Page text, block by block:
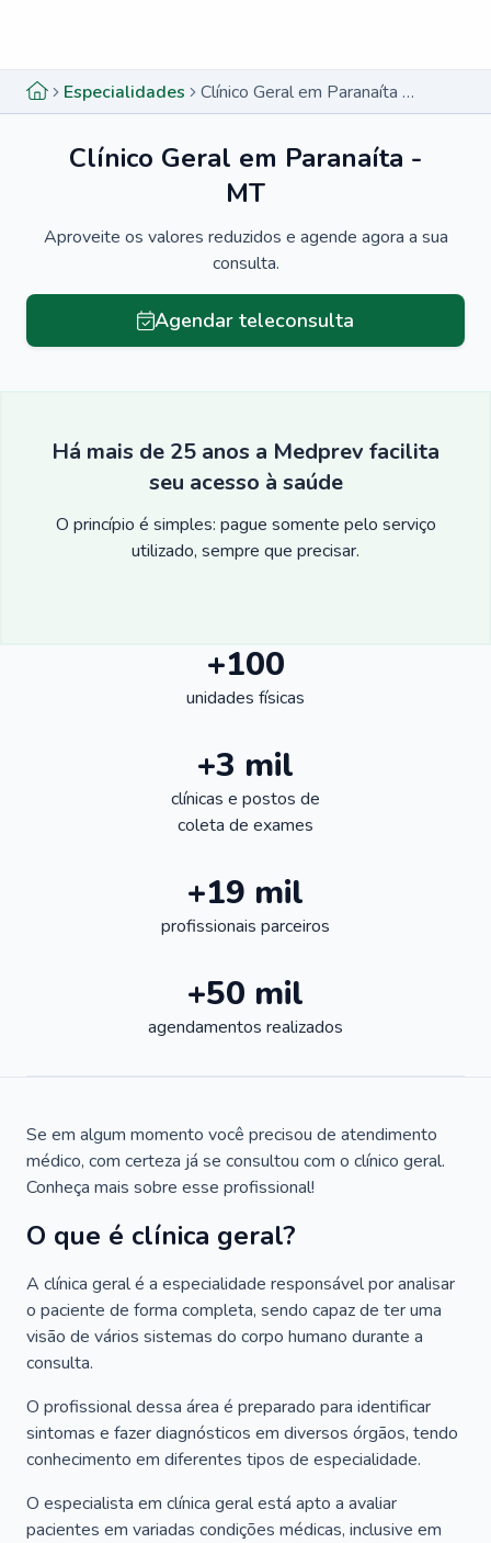
Especialidades Clínico Geral em Paranaíta - MT
Clínico Geral em Paranaíta -
MT
Aproveite os valores reduzidos e agende agora a sua
consulta.
Agendar teleconsulta
Há mais de 25 anos a Medprev facilita
seu acesso à saúde
O princípio é simples: pague somente pelo serviço
utilizado, sempre que precisar.
+100
unidades físicas
+3 mil
clínicas e postos de
coleta de exames
+19 mil
profissionais parceiros
+50 mil
agendamentos realizados
Se em algum momento você precisou de atendimento
médico, com certeza já se consultou com o clínico geral.
Conheça mais sobre esse profissional!
O que é clínica geral?
A clínica geral é a especialidade responsável por analisar
o paciente de forma completa, sendo capaz de ter uma
visão de vários sistemas do corpo humano durante a
consulta.
O profissional dessa área é preparado para identificar
sintomas e fazer diagnósticos em diversos órgãos, tendo
conhecimento em diferentes tipos de especialidade.
O especialista em clínica geral está apto a avaliar
pacientes em variadas condições médicas, inclusive em